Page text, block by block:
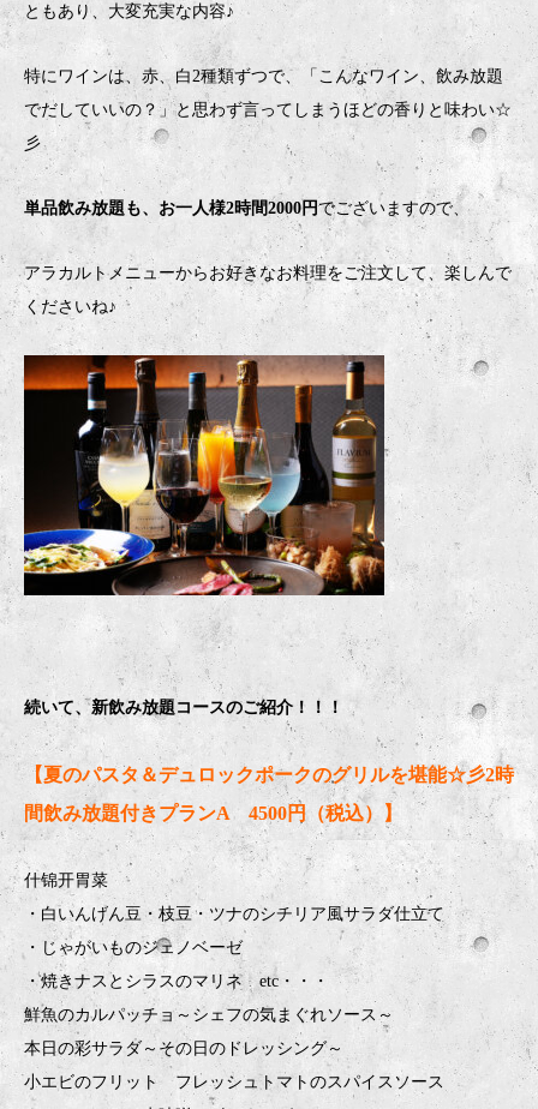
ともあり、大変充実な内容♪
特にワインは、赤、白2種類ずつで、「こんなワイン、飲み放題
でだしていいの？」と思わず言ってしまうほどの香りと味わい☆
彡
単品飲み放題も、お一人様2時間2000円でございますので、
アラカルトメニューからお好きなお料理をご注文して、楽しんで
くださいね♪
続いて、新飲み放題コースのご紹介！！！
【夏のパスタ＆デュロックポークのグリルを堪能☆彡2時
間飲み放題付きプランA 4500円（税込）】
什锦开胃菜
・白いんげん豆・枝豆・ツナのシチリア風サラダ仕立て
・じゃがいものジェノベーゼ
・焼きナスとシラスのマリネ etc・・・
鮮魚のカルパッチョ～シェフの気まぐれソース～
本日の彩サラダ～その日のドレッシング～
小エビのフリット フレッシュトマトのスパイスソース